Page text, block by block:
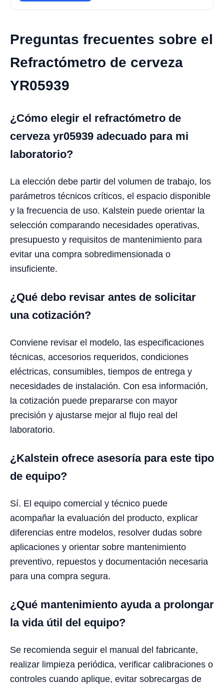
Preguntas frecuentes sobre el
Refractómetro de cerveza
YR05939
¿Cómo elegir el refractómetro de
cerveza yr05939 adecuado para mi
laboratorio?
La elección debe partir del volumen de trabajo, los
parámetros técnicos críticos, el espacio disponible
y la frecuencia de uso. Kalstein puede orientar la
selección comparando necesidades operativas,
presupuesto y requisitos de mantenimiento para
evitar una compra sobredimensionada o
insuficiente.
¿Qué debo revisar antes de solicitar
una cotización?
Conviene revisar el modelo, las especificaciones
técnicas, accesorios requeridos, condiciones
eléctricas, consumibles, tiempos de entrega y
necesidades de instalación. Con esa información,
la cotización puede prepararse con mayor
precisión y ajustarse mejor al flujo real del
laboratorio.
¿Kalstein ofrece asesoría para este tipo
de equipo?
Sí. El equipo comercial y técnico puede
acompañar la evaluación del producto, explicar
diferencias entre modelos, resolver dudas sobre
aplicaciones y orientar sobre mantenimiento
preventivo, repuestos y documentación necesaria
para una compra segura.
¿Qué mantenimiento ayuda a prolongar
la vida útil del equipo?
Se recomienda seguir el manual del fabricante,
realizar limpieza periódica, verificar calibraciones o
controles cuando aplique, evitar sobrecargas de